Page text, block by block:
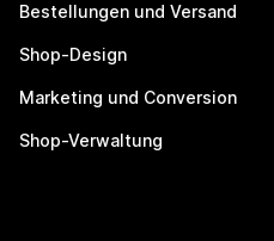
Bestellungen und Versand
Shop-Design
Marketing und Conversion
Shop-Verwaltung